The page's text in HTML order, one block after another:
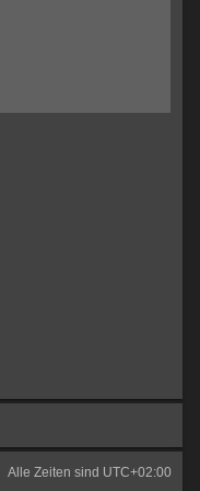
Alle Zeiten sind UTC+02:00